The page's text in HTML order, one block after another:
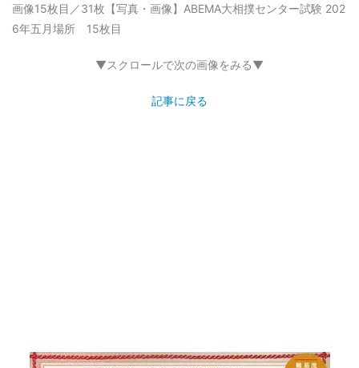
画像15枚目／31枚 【写真・画像】ABEMA大相撲センター試験 202
6年五月場所 15枚目
▼スクロールで次の画像をみる▼
記事に戻る